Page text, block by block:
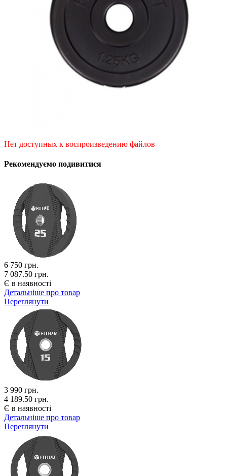
Нет доступных к воспроизведению файлов
Рекомендуємо подивитися
6 750 грн.
7 087.50 грн.
Є в наявності
Детальніше про товар
Переглянути
3 990 грн.
4 189.50 грн.
Є в наявності
Детальніше про товар
Переглянути